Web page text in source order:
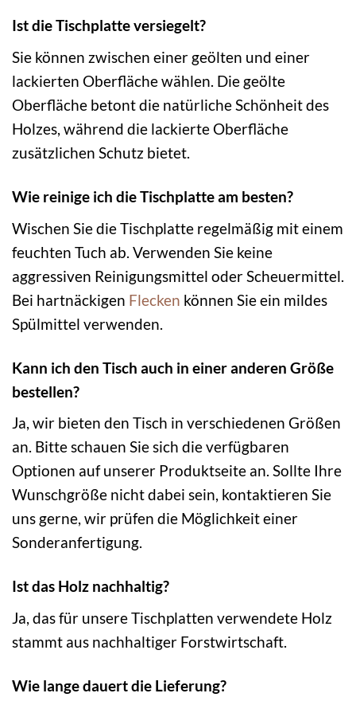
Ist die Tischplatte versiegelt?
Sie können zwischen einer geölten und einer
lackierten Oberfläche wählen. Die geölte
Oberfläche betont die natürliche Schönheit des
Holzes, während die lackierte Oberfläche
zusätzlichen Schutz bietet.
Wie reinige ich die Tischplatte am besten?
Wischen Sie die Tischplatte regelmäßig mit einem
feuchten Tuch ab. Verwenden Sie keine
aggressiven Reinigungsmittel oder Scheuermittel.
Bei hartnäckigen Flecken können Sie ein mildes
Spülmittel verwenden.
Kann ich den Tisch auch in einer anderen Größe
bestellen?
Ja, wir bieten den Tisch in verschiedenen Größen
an. Bitte schauen Sie sich die verfügbaren
Optionen auf unserer Produktseite an. Sollte Ihre
Wunschgröße nicht dabei sein, kontaktieren Sie
uns gerne, wir prüfen die Möglichkeit einer
Sonderanfertigung.
Ist das Holz nachhaltig?
Ja, das für unsere Tischplatten verwendete Holz
stammt aus nachhaltiger Forstwirtschaft.
Wie lange dauert die Lieferung?